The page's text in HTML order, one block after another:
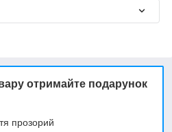
отримайте подарунок
прозорий